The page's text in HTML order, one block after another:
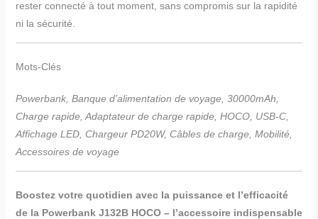
rester connecté à tout moment, sans compromis sur la rapidité
ni la sécurité.
Mots-Clés
Powerbank, Banque d’alimentation de voyage, 30000mAh,
Charge rapide, Adaptateur de charge rapide, HOCO, USB-C,
Affichage LED, Chargeur PD20W, Câbles de charge, Mobilité,
Accessoires de voyage
Boostez votre quotidien avec la puissance et l’efficacité
de la Powerbank J132B HOCO – l’accessoire indispensable